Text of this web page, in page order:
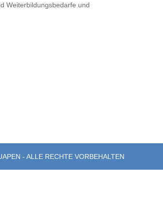
Weiterbildungsbedarfe und
- ALLE RECHTE VORBEHALTEN